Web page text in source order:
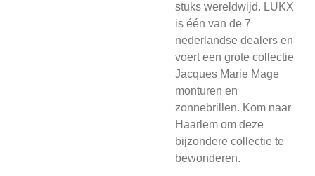
stuks wereldwijd. LUKX
is één van de 7
nederlandse dealers en
voert een grote collectie
Jacques Marie Mage
monturen en
zonnebrillen. Kom naar
Haarlem om deze
bijzondere collectie te
bewonderen.